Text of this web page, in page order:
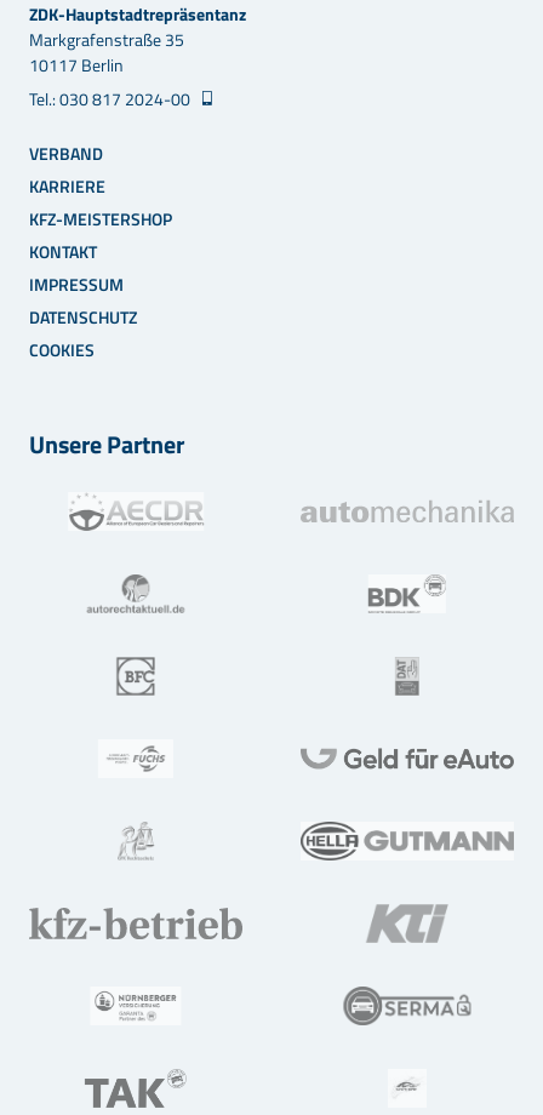
ZDK-Hauptstadtrepräsentanz
Markgrafenstraße 35
10117 Berlin
Tel.: 030 817 2024-00
VERBAND
KARRIERE
KFZ-MEISTERSHOP
KONTAKT
IMPRESSUM
DATENSCHUTZ
COOKIES
Unsere Partner